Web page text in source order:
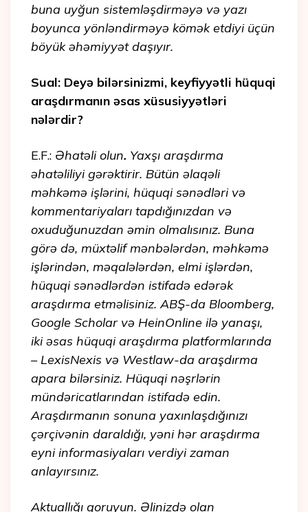
buna uyğun sistemləşdirməyə və yazı
boyunca yönləndirməyə kömək etdiyi üçün
böyük əhəmiyyət daşıyır.
Sual: Deyə bilərsinizmi, keyfiyyətli hüquqi
araşdırmanın əsas xüsusiyyətləri
nələrdir?
E.F.: Əhatəli olun. Yaxşı araşdırma
əhatəliliyi gərəktirir. Bütün əlaqəli
məhkəmə işlərini, hüquqi sənədləri və
kommentariyaları tapdığınızdan və
oxuduğunuzdan əmin olmalısınız. Buna
görə də, müxtəlif mənbələrdən, məhkəmə
işlərindən, məqalələrdən, elmi işlərdən,
hüquqi sənədlərdən istifadə edərək
araşdırma etməlisiniz. ABŞ-da Bloomberg,
Google Scholar və HeinOnline ilə yanaşı,
iki əsas hüquqi araşdırma platformlarında
– LexisNexis və Westlaw-da araşdırma
apara bilərsiniz. Hüquqi nəşrlərin
mündəricatlarından istifadə edin.
Araşdırmanın sonuna yaxınlaşdığınızı
çərçivənin daraldığı, yəni hər araşdırma
eyni informasiyaları verdiyi zaman
anlayırsınız.
Aktuallığı qoruyun. Əlinizdə olan